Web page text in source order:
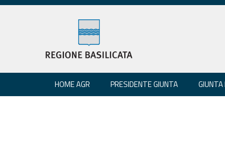
HOME AGR PRESIDENTE GIUNTA GIUNTA